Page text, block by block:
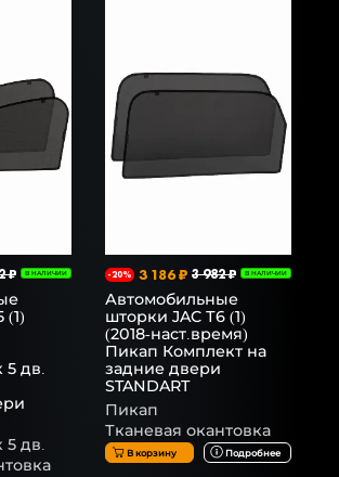
₽ В НАЛИЧИИ
(1)
дв.
дв.
-20% 3 186 ₽ 3 982 ₽ В НАЛИЧИИ
Автомобильные
шторки JAC Т6 (1)
(2018-наст.время)
Пикап Комплект на
задние двери
STANDART
Пикап
Тканевая окантовка
В корзину Подробнее